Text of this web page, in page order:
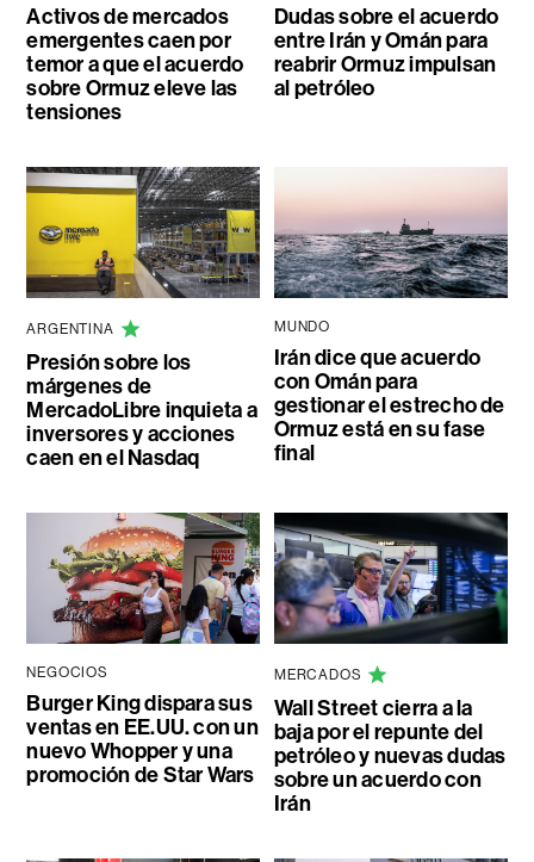
Activos de mercados
emergentes caen por
temor a que el acuerdo
sobre Ormuz eleve las
tensiones
Dudas sobre el acuerdo
entre Irán y Omán para
reabrir Ormuz impulsan
al petróleo
ARGENTINA
Presión sobre los
márgenes de
MercadoLibre inquieta a
inversores y acciones
caen en el Nasdaq
MUNDO
Irán dice que acuerdo
con Omán para
gestionar el estrecho de
Ormuz está en su fase
final
NEGOCIOS
Burger King dispara sus
ventas en EE.UU. con un
nuevo Whopper y una
promoción de Star Wars
MERCADOS
Wall Street cierra a la
baja por el repunte del
petróleo y nuevas dudas
sobre un acuerdo con
Irán